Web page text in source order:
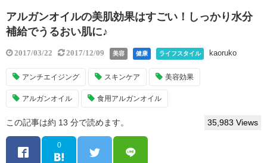
アルガンオイルの美肌効果はすごい！しっかり水分
補給でうるおい肌に♪
2017/03/22 2017/12/09 美容 健康 ライフスタイル kaoruko
アンチエイジング スキンケア 美容効果
アルガンオイル 食用アルガンオイル
この記事は約 13 分で読めます。 35,983 Views
0